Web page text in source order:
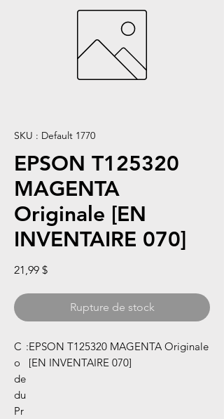
SKU : Default 1770
EPSON T125320
MAGENTA
Originale [EN
INVENTAIRE 070]
21,99 $Prix
Rupture de stock
C
o
de
du
Pr
:EPSON T125320 MAGENTA Originale
[EN INVENTAIRE 070]